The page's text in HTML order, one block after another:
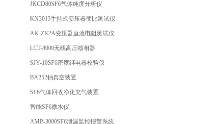
JKCD80SF6气体纯度分析仪
KN3013手持式变压器变比测试仪
AK-ZR2A变压器直流电阻测试仪
LCT-8000无线高压核相器
SJY-10SF6密度继电器校验仪
BA252抽真空装置
SF6气体回收净化充气装置
智能SF6微水仪
AMP-3000SF6泄漏监控报警系统